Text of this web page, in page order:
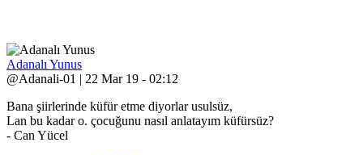
Adanalı Yunus
@Adanali-01 | 22 Mar 19 - 02:12
Bana şiirlerinde küfür etme diyorlar usulsüz,
Lan bu kadar o. çocuğunu nasıl anlatayım küfürsüz?
- Can Yücel